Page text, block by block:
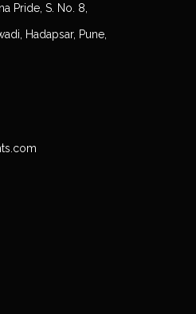
Pride, S. No. 8,
Hadapsar, Pune,